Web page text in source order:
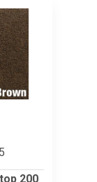
200